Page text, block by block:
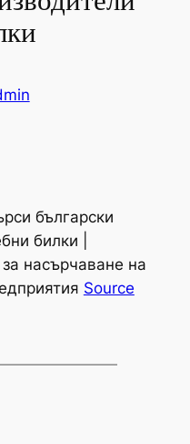
български
билки |
насърчаване на
Source